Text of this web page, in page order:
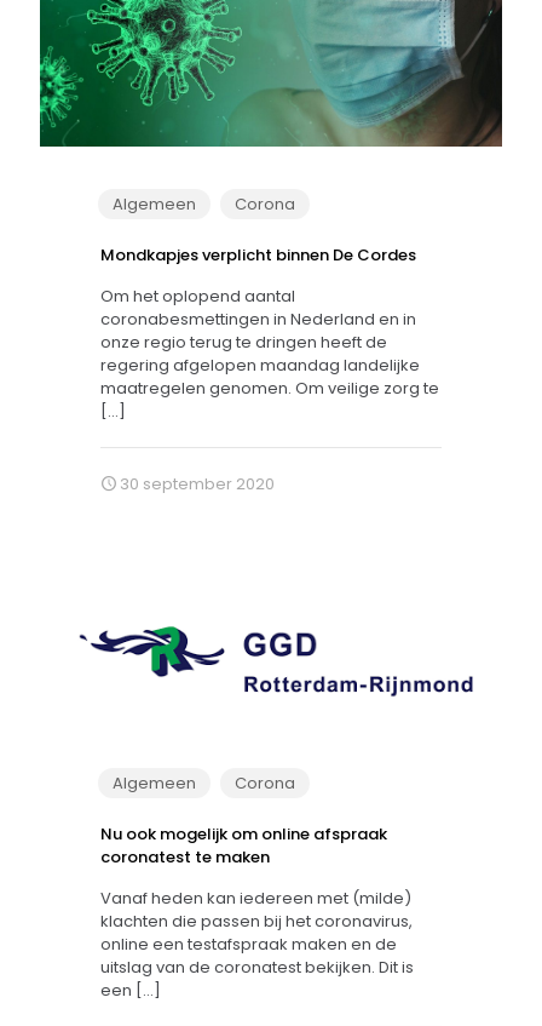
Algemeen Corona
Mondkapjes verplicht binnen De Cordes
Om het oplopend aantal
coronabesmettingen in Nederland en in
onze regio terug te dringen heeft de
regering afgelopen maandag landelijke
maatregelen genomen. Om veilige zorg te
[…]
30 september 2020
Algemeen Corona
Nu ook mogelijk om online afspraak
coronatest te maken
Vanaf heden kan iedereen met (milde)
klachten die passen bij het coronavirus,
online een testafspraak maken en de
uitslag van de coronatest bekijken. Dit is
een […]